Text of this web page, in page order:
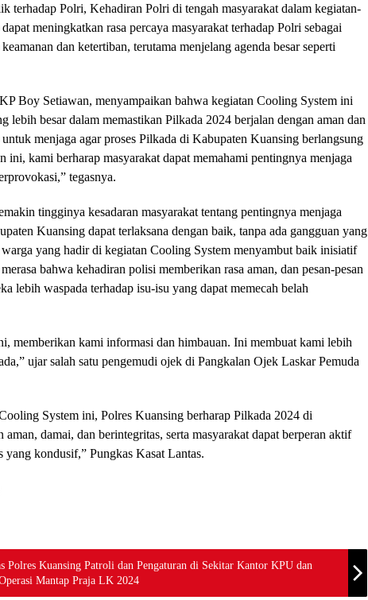
terhadap Polri, Kehadiran Polri di tengah masyarakat dalam kegiatan-
meningkatkan rasa percaya masyarakat terhadap Polri sebagai
dan ketertiban, terutama menjelang agenda besar seperti
Boy Setiawan, menyampaikan bahwa kegiatan Cooling System ini
lebih besar dalam memastikan Pilkada 2024 berjalan dengan aman dan
menjaga agar proses Pilkada di Kabupaten Kuansing berlangsung
ini, kami berharap masyarakat dapat memahami pentingnya menjaga
tegasnya.
tingginya kesadaran masyarakat tentang pentingnya menjaga
Kuansing dapat terlaksana dengan baik, tanpa ada gangguan yang
yang hadir di kegiatan Cooling System menyambut baik inisiatif
bahwa kehadiran polisi memberikan rasa aman, dan pesan-pesan
lebih waspada terhadap isu-isu yang dapat memecah belah
memberikan kami informasi dan himbauan. Ini membuat kami lebih
ujar salah satu pengemudi ojek di Pangkalan Ojek Laskar Pemuda
System ini, Polres Kuansing berharap Pilkada 2024 di
damai, dan berintegritas, serta masyarakat dapat berperan aktif
yang kondusif,” Pungkas Kasat Lantas.
Polres Kuansing Patroli dan Pengaturan di Sekitar Kantor KPU dan
Mantap Praja LK 2024